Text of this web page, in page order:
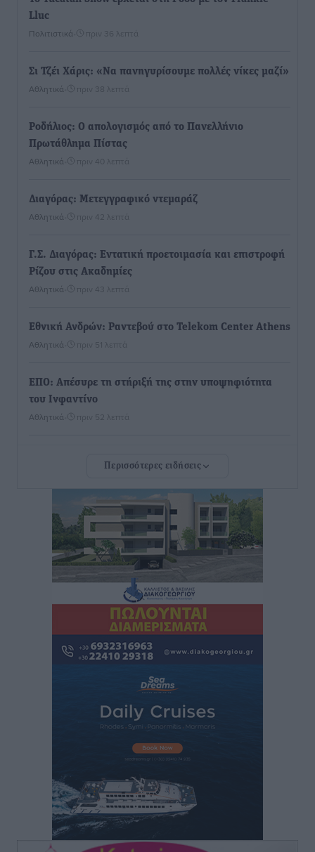
Lluc
Πολιτιστικά πριν 36 λεπτά
Σι Τζέι Χάρις: «Να πανηγυρίσουμε πολλές νίκες μαζί»
Αθλητικά πριν 38 λεπτά
Ροδήλιος: Ο απολογισμός από το Πανελλήνιο
Πρωτάθλημα Πίστας
Αθλητικά πριν 40 λεπτά
Διαγόρας: Μετεγγραφικό ντεμαράζ
Αθλητικά πριν 42 λεπτά
Γ.Σ. Διαγόρας: Εντατική προετοιμασία και επιστροφή
Ρίζου στις Ακαδημίες
Αθλητικά πριν 43 λεπτά
Εθνική Ανδρών: Ραντεβού στο Telekom Center Athens
Αθλητικά πριν 51 λεπτά
ΕΠΟ: Απέσυρε τη στήριξή της στην υποψηφιότητα
του Ινφαντίνο
Αθλητικά πριν 52 λεπτά
Basketball Festival
Αθλητικά• πριν 54 λεπτά
6ο Kalymnos 3X3: Ολοκληρώθηκε με μεγάλη επιτυχία,
νικητές οι VAR!
Αθλητικά• πριν 59 λεπτά
Νέα αεροσκάφη, drones, δασοκομάντος: Τι έχει
αλλάξει στην Πολιτική Προστασί
Ειδήσεις• πριν 1 ώρα
εξετάζουμε την θεσμοθέτηση τρίτης κατηγορίας
κινήτρων, ειδικά για τα νοσοκομεία στα νησιά”
πριν 1 ώρα
Θετικό κλίμα και κοινό όραμα για την ανάδειξη της
ιστορίας της Ρόδου στο Αεροδρόμιο «Διαγόρας»
Τοπικές Ειδήσεις• πριν 2 ώρες
Αντώνης Καμπουράκης: «Ένα σπουδαίο έργο
Περισσότερες ειδήσεις